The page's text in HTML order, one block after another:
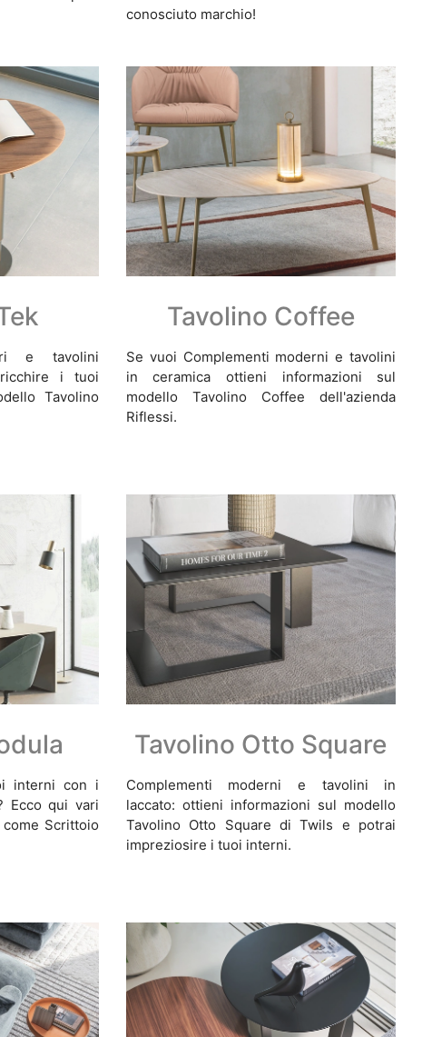
conosciuto marchio!
e tavolini
i tuoi
Tavolino
Tavolino Coffee
Se vuoi Complementi moderni e tavolini
in ceramica ottieni informazioni sul
modello Tavolino Coffee dell'azienda
Riflessi.
interni con i
Ecco qui vari
Scrittoio
Tavolino Otto Square
Complementi moderni e tavolini in
laccato: ottieni informazioni sul modello
Tavolino Otto Square di Twils e potrai
impreziosire i tuoi interni.